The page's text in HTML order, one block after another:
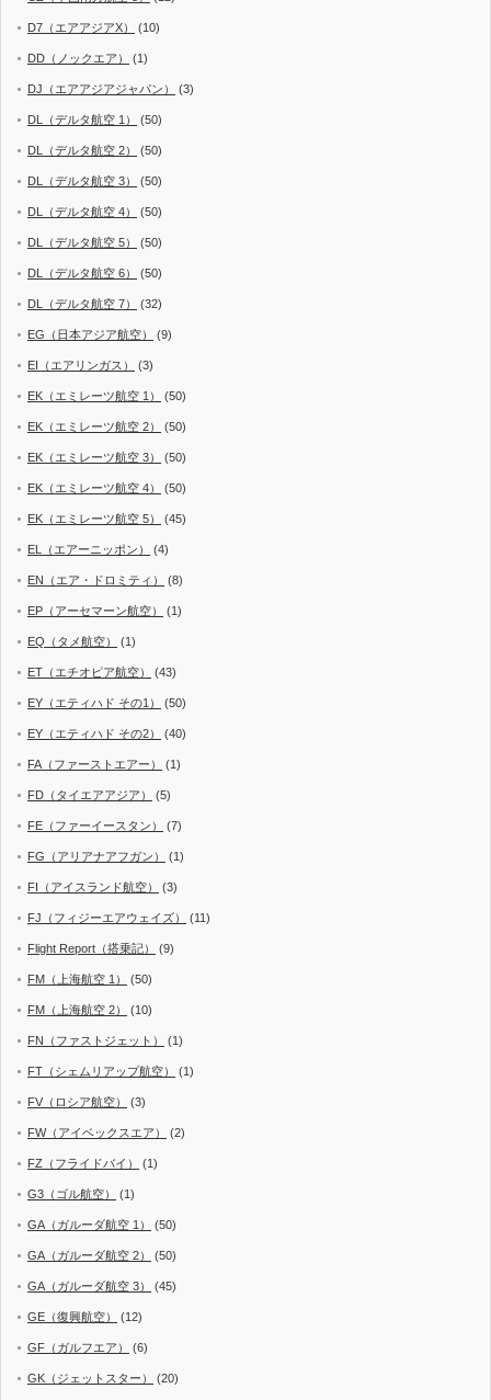
D7（エアアジアX） (10)
DD（ノックエア） (1)
DJ（エアアジアジャパン） (3)
DL（デルタ航空 1） (50)
DL（デルタ航空 2） (50)
DL（デルタ航空 3） (50)
DL（デルタ航空 4） (50)
DL（デルタ航空 5） (50)
DL（デルタ航空 6） (50)
DL（デルタ航空 7） (32)
EG（日本アジア航空） (9)
EI（エアリンガス） (3)
EK（エミレーツ航空 1） (50)
EK（エミレーツ航空 2） (50)
EK（エミレーツ航空 3） (50)
EK（エミレーツ航空 4） (50)
EK（エミレーツ航空 5） (45)
EL（エアーニッポン） (4)
EN（エア・ドロミティ） (8)
EP（アーセマーン航空） (1)
EQ（タメ航空） (1)
ET（エチオピア航空） (43)
EY（エティハド その1） (50)
EY（エティハド その2） (40)
FA（ファーストエアー） (1)
FD（タイエアアジア） (5)
FE（ファーイースタン） (7)
FG（アリアナアフガン） (1)
FI（アイスランド航空） (3)
FJ（フィジーエアウェイズ） (11)
Flight Report（搭乗記） (9)
FM（上海航空 1） (50)
FM（上海航空 2） (10)
FN（ファストジェット） (1)
FT（シェムリアップ航空） (1)
FV（ロシア航空） (3)
FW（アイベックスエア） (2)
FZ（フライドバイ） (1)
G3（ゴル航空） (1)
GA（ガルーダ航空 1） (50)
GA（ガルーダ航空 2） (50)
GA（ガルーダ航空 3） (45)
GE（復興航空） (12)
GF（ガルフエア） (6)
GK（ジェットスター） (20)